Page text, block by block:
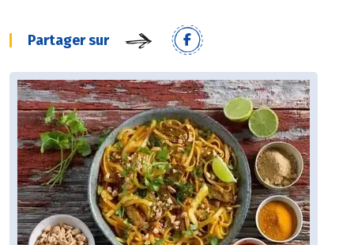
Partager sur